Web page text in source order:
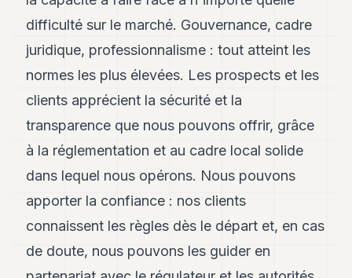
difficulté sur le marché. Gouvernance, cadre
juridique, professionnalisme : tout atteint les
normes les plus élevées. Les prospects et les
clients apprécient la sécurité et la
transparence que nous pouvons offrir, grâce
à la réglementation et au cadre local solide
dans lequel nous opérons. Nous pouvons
apporter la confiance : nos clients
connaissent les règles dès le départ et, en cas
de doute, nous pouvons les guider en